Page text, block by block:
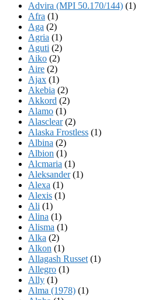
Advira (MPI 50.170/144) (1)
Afra (1)
Aga (2)
Agria (1)
Aguti (2)
Aiko (2)
Aire (2)
Ajax (1)
Akebia (2)
Akkord (2)
Alamo (1)
Alasclear(2)
Alaska Frostless (1)
Albina (2)
Albion (1)
Alcmaria (1)
Aleksander(1)
Alexa (1)
Alexis (1)
Ali (1)
Alina (1)
Alisma (1)
Alka (2)
Alkon (1)
Allagash Russet (1)
Allegro (1)
Ally (1)
Alma (1978) (1)